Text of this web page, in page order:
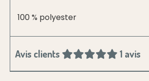
100 % polyester
Avis clients 1 avis